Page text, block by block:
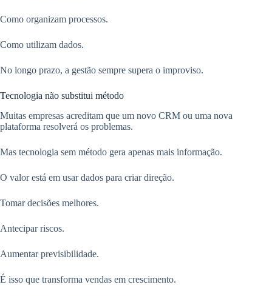
Como organizam processos.
Como utilizam dados.
No longo prazo, a gestão sempre supera o improviso.
Tecnologia não substitui método
Muitas empresas acreditam que um novo CRM ou uma nova
plataforma resolverá os problemas.
Mas tecnologia sem método gera apenas mais informação.
O valor está em usar dados para criar direção.
Tomar decisões melhores.
Antecipar riscos.
Aumentar previsibilidade.
É isso que transforma vendas em crescimento.